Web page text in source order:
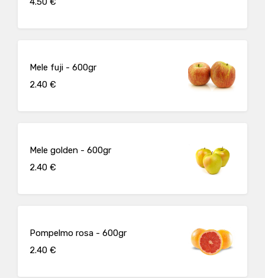
Mele fuji - 600gr
2.40 €
Mele golden - 600gr
2.40 €
Pompelmo rosa - 600gr
2.40 €